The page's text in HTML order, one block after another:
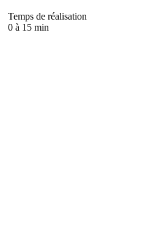
Temps de réalisation
0 à 15 min